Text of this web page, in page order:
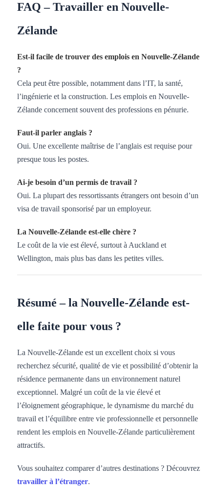
FAQ – Travailler en Nouvelle-
Zélande
Est-il facile de trouver des emplois en Nouvelle-Zélande
?
Cela peut être possible, notamment dans l’IT, la santé,
l’ingénierie et la construction. Les emplois en Nouvelle-
Zélande concernent souvent des professions en pénurie.
Faut-il parler anglais ?
Oui. Une excellente maîtrise de l’anglais est requise pour
presque tous les postes.
Ai-je besoin d’un permis de travail ?
Oui. La plupart des ressortissants étrangers ont besoin d’un
visa de travail sponsorisé par un employeur.
La Nouvelle-Zélande est-elle chère ?
Le coût de la vie est élevé, surtout à Auckland et
Wellington, mais plus bas dans les petites villes.
Résumé – la Nouvelle-Zélande est-
elle faite pour vous ?
La Nouvelle-Zélande est un excellent choix si vous
recherchez sécurité, qualité de vie et possibilité d’obtenir la
résidence permanente dans un environnement naturel
exceptionnel. Malgré un coût de la vie élevé et
l’éloignement géographique, le dynamisme du marché du
travail et l’équilibre entre vie professionnelle et personnelle
rendent les emplois en Nouvelle-Zélande particulièrement
attractifs.
Vous souhaitez comparer d’autres destinations ? Découvrez
travailler à l’étranger.